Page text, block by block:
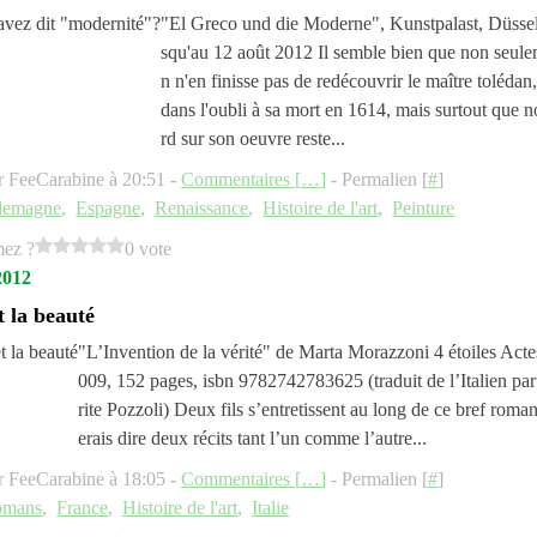
"El Greco und die Moderne", Kunstpalast,
squ'au 12 août 2012 Il semble bien que non
n n'en finisse pas de redécouvrir le maître
dans l'oubli à sa mort en 1614, mais surtout que
rd sur son oeuvre reste...
FeeCarabine à 20:51 -Commentaires […] - Permalien [#]
,Espagne,Renaissance,Histoire de l'art,Peinture
?
0 vote
la beauté
"L’Invention de la vérité" de Marta Morazzoni 4 étoiles
009, 152 pages, isbn 9782742783625 (traduit de l’Italien
rite Pozzoli) Deux fils s’entretissent au long de ce bref
erais dire deux récits tant l’un comme l’autre...
FeeCarabine à 18:05 -Commentaires […] - Permalien [#]
,France,Histoire de l'art, Italie